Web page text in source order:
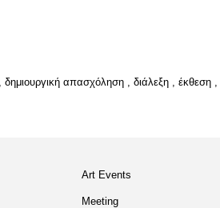
δημιουργική απασχόληση διάλεξη έκθεση
Art Events
Meeting